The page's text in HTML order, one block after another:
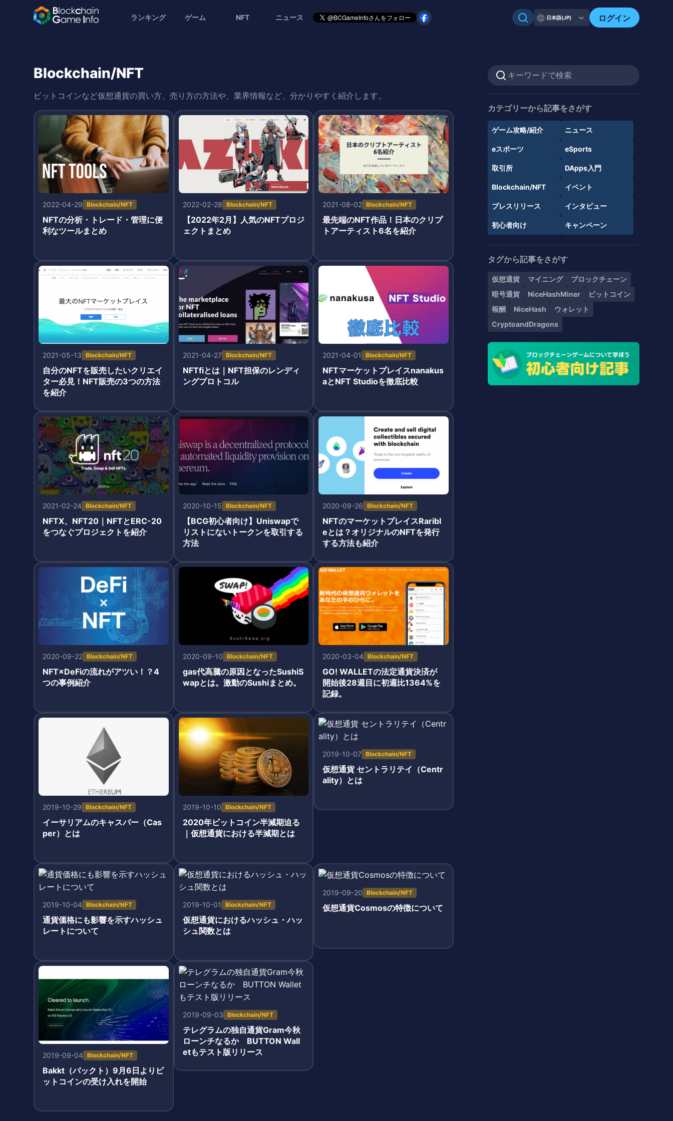
ランキング ゲーム NFT ニュース 日本語(JP) ログイン
Blockchain/NFT
ビットコインなど仮想通貨の買い方、売り方の方法や、業界情報など、分かりやすく紹介します。
2022-04-29 Blockchain/NFT
NFTの分析・トレード・管理に便
利なツールまとめ
2022-02-28 Blockchain/NFT
【2022年2月】人気のNFTプロジ
ェクトまとめ
2021-08-02 Blockchain/NFT
最先端のNFT作品！日本のクリプ
トアーティスト6名を紹介
2021-05-13 Blockchain/NFT
自分のNFTを販売したいクリエイ
ター必見！NFT販売の3つの方法
を紹介
2021-04-27 Blockchain/NFT
NFTfiとは｜NFT担保のレンディ
ングプロトコル
2021-04-01 Blockchain/NFT
NFTマーケットプレイスnanakus
aとNFT Studioを徹底比較
2021-02-24 Blockchain/NFT
NFTX、NFT20｜NFTとERC-20
をつなぐプロジェクトを紹介
2020-10-15 Blockchain/NFT
【BCG初心者向け】Uniswapで
リストにないトークンを取引する
方法
2020-09-26 Blockchain/NFT
NFTのマーケットプレイスRaribl
eとは？オリジナルのNFTを発行
する方法も紹介
2020-09-22 Blockchain/NFT
NFT×DeFiの流れがアツい！？4
つの事例紹介
2020-09-10 Blockchain/NFT
gas代高騰の原因となったSushiS
wapとは。激動のSushiまとめ。
2020-03-04 Blockchain/NFT
GO! WALLETの法定通貨決済が
開始後28週目に初週比1364%を
記録。
2019-10-29 Blockchain/NFT
イーサリアムのキャスパー（Cas
per）とは
2019-10-10 Blockchain/NFT
2020年ビットコイン半減期迫る
｜仮想通貨における半減期とは
2019-10-07 Blockchain/NFT
仮想通貨 セントラリテイ（Centr
ality）とは
2019-10-04 Blockchain/NFT
通貨価格にも影響を示すハッシュ
レートについて
2019-10-01 Blockchain/NFT
仮想通貨におけるハッシュ・ハッ
シュ関数とは
2019-09-20 Blockchain/NFT
仮想通貨Cosmosの特徴について
2019-09-04 Blockchain/NFT
Bakkt（バックト）9月6日よりビ
ットコインの受け入れを開始
2019-09-03 Blockchain/NFT
テレグラムの独自通貨Gram今秋
ローンチなるか BUTTON Wall
etもテスト版リリース
カテゴリーから記事をさがす
ゲーム攻略/紹介 ニュース
eスポーツ eSports
取引所 DApps入門
Blockchain/NFT イベント
プレスリリース インタビュー
初心者向け キャンペーン
タグから記事をさがす
仮想通貨 マイニング
ブロックチェーン
暗号通貨
NiceHashMiner
ビットコイン
報酬
NiceHash
ウォレット
CryptoandDragons